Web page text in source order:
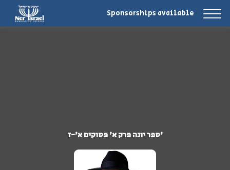
Sponsorships available
ספר יונה פרק א' פסוקים א'-ז'